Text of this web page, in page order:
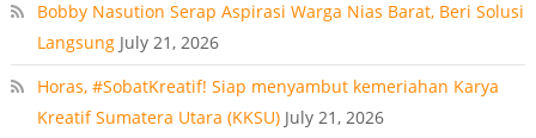
Bobby Nasution Serap Aspirasi Warga Nias Barat, Beri Solusi
Langsung July 21, 2026
Horas, #SobatKreatif! Siap menyambut kemeriahan Karya
Kreatif Sumatera Utara (KKSU) July 21, 2026